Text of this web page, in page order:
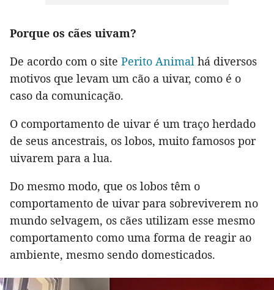
Porque os cães uivam?
De acordo com o site Perito Animal há diversos
motivos que levam um cão a uivar, como é o
caso da comunicação.
O comportamento de uivar é um traço herdado
de seus ancestrais, os lobos, muito famosos por
uivarem para a lua.
Do mesmo modo, que os lobos têm o
comportamento de uivar para sobreviverem no
mundo selvagem, os cães utilizam esse mesmo
comportamento como uma forma de reagir ao
ambiente, mesmo sendo domesticados.